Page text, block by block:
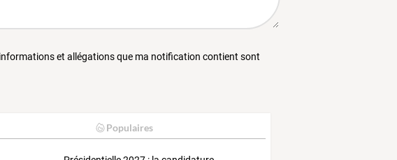
et allégations que ma notification contient sont
Populaires